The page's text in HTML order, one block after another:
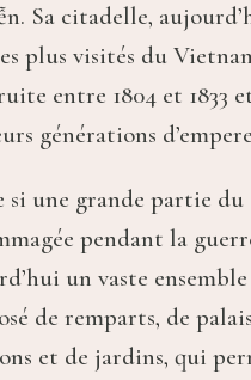
Sa citadelle,
plus visités du
entre 1804 et 1833
générations
si une grande partie du
pendant la
un vaste
de remparts, de
et de jardins, qui